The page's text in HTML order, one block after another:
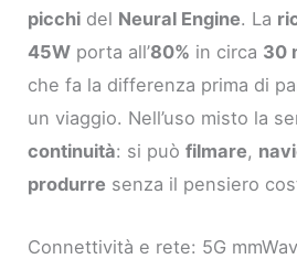
picchi del Neural Engine. La
45W porta all’80% in circa 30
che fa la differenza prima di
un viaggio. Nell’uso misto la
continuità: si puòfilmare,
produrre senza il pensiero
Connettività e rete: 5G